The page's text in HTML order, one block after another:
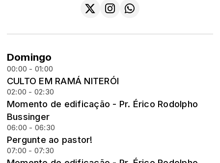
Domingo
00:00 - 01:00
CULTO EM RAMÁ NITERÓI
02:00 - 02:30
Momento de edificação - Pr. Érico Rodolpho
Bussinger
06:00 - 06:30
Pergunte ao pastor!
07:00 - 07:30